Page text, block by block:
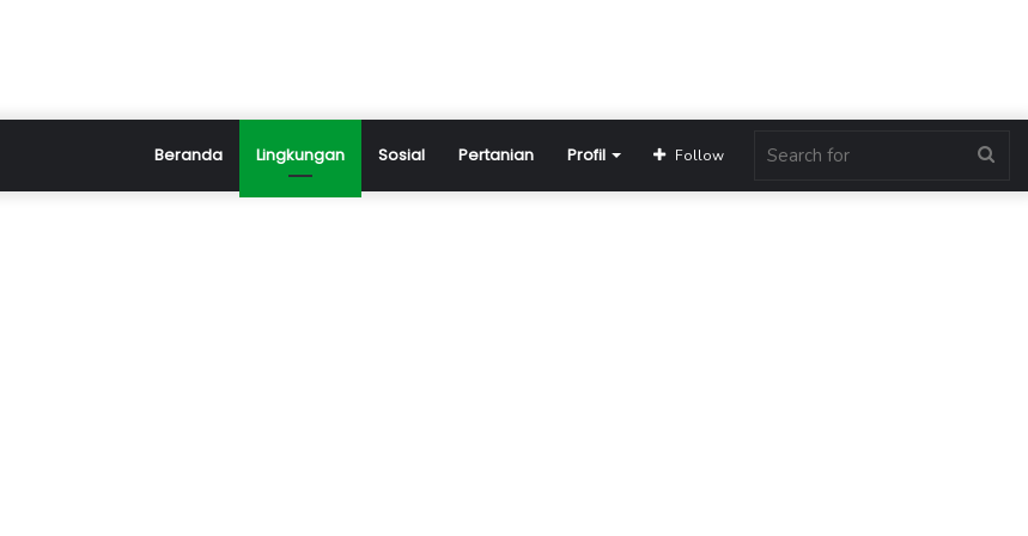
Beranda Lingkungan Sosial Pertanian Profil Follow